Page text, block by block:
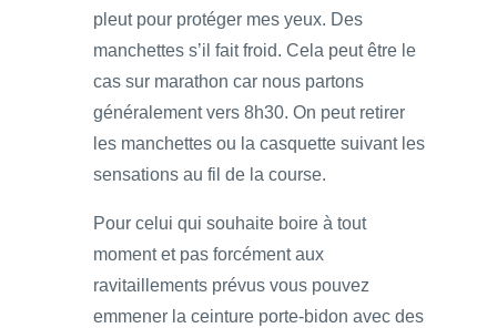
pleut pour protéger mes yeux. Des
manchettes s’il fait froid. Cela peut être le
cas sur marathon car nous partons
généralement vers 8h30. On peut retirer
les manchettes ou la casquette suivant les
sensations au fil de la course.
Pour celui qui souhaite boire à tout
moment et pas forcément aux
ravitaillements prévus vous pouvez
emmener la ceinture porte-bidon avec des